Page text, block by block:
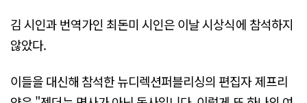
김 시인과 번역가인 최돈미 시인은 이날 시상식에 참석하지
않았다.
이들을 대신해 참석한 뉴디렉션퍼블리싱의 편집자 제프리